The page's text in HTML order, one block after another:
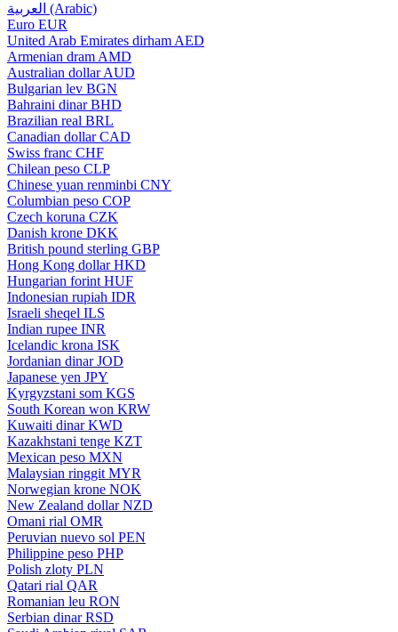
العربية (Arabic)
Euro EUR
United Arab Emirates dirham AED
Armenian dram AMD
Australian dollar AUD
Bulgarian lev BGN
Bahraini dinar BHD
Brazilian real BRL
Canadian dollar CAD
Swiss franc CHF
Chilean peso CLP
Chinese yuan renminbi CNY
Columbian peso COP
Czech koruna CZK
Danish krone DKK
British pound sterling GBP
Hong Kong dollar HKD
Hungarian forint HUF
Indonesian rupiah IDR
Israeli sheqel ILS
Indian rupee INR
Icelandic krona ISK
Jordanian dinar JOD
Japanese yen JPY
Kyrgyzstani som KGS
South Korean won KRW
Kuwaiti dinar KWD
Kazakhstani tenge KZT
Mexican peso MXN
Malaysian ringgit MYR
Norwegian krone NOK
New Zealand dollar NZD
Omani rial OMR
Peruvian nuevo sol PEN
Philippine peso PHP
Polish zloty PLN
Qatari rial QAR
Romanian leu RON
Serbian dinar RSD